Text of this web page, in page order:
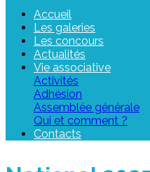
Accueil
Les galeries
Les concours
Actualités
Vie associative
Activités
Adhésion
Assemblée générale
Qui et comment ?
Contacts